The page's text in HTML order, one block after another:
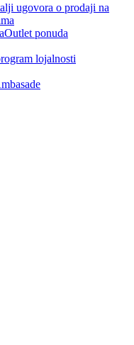
ugovora o prodaji na
Outlet ponuda
lojalnosti